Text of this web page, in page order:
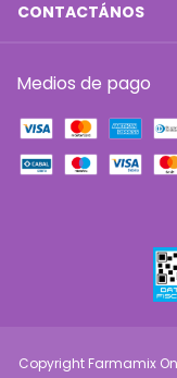
CONTACTÁNOS
Medios de pago
Copyright Farmamix